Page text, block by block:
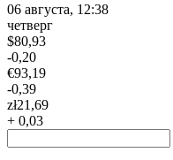
06 августа, 12:38
четверг
$80,93
-0,20
€93,19
-0,39
zł21,69
+ 0,03